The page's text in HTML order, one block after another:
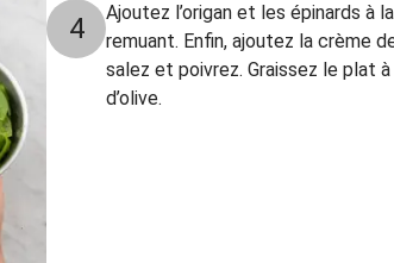
4
Ajoutez l’origan et les épinards à
remuant. Enfin, ajoutez la crème
salez et poivrez. Graissez le plat
d’olive.